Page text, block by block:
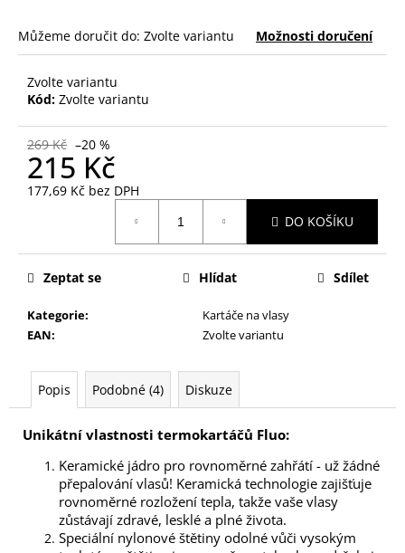
Můžeme doručit do: Zvolte variantu Možnosti doručení
Zvolte variantu
Kód: Zvolte variantu
269 Kč –20 %
215 Kč
177,69 Kč bez DPH
DO KOŠÍKU
Kategorie:
Kartáče na vlasy
EAN: Zvolte variantu
Zeptat se Hlídat Sdílet
Popis Podobné (4) Diskuze
Unikátní vlastnosti termokartáčů Fluo:
Keramické jádro pro rovnoměrné zahřátí - už žádné
přepalování vlasů! Keramická technologie zajišťuje
rovnoměrné rozložení tepla, takže vaše vlasy
zůstávají zdravé, lesklé a plné života.
Speciální nylonové štětiny odolné vůči vysokým
r
u
u
e
m
NEHTY
GIRLS
LEPIDLO,
Č.3